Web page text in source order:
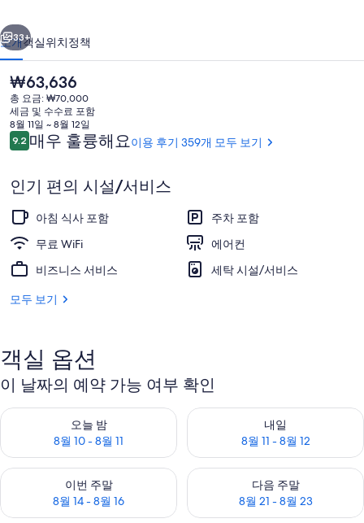
진
갤
러
리
외관
33+
소개객실위치정책
현
재
가
격
은
₩63,636
₩63,636
총 요금: ₩70,000
세금 및 수수료 포함
8월 11일 ~ 8월 12일
이
용
기
9.210점 만점 중 9.2점.
매우 훌륭해요이용 후기 359개 모두 보기
인기 편의 시설/서비스
아침 식사 포함
주차 포함
무료 WiFi
에어컨
비즈니스 서비스
세탁 시설/서비스
모두 보기
객실 옵션
이 날짜의 예약 가능 여부 확인
오늘 밤
8월 10 - 8월 11
오늘 밤 예약 가능 여부 확인, 8월 10 - 8월 11
내일
8월 11 - 8월 12
내일 예약 가능 여부 확인, 8월
이번 주말
8월 14 - 8월 16
이번 주말 예약 가능 여부 확인, 8월 14 - 8월 16
다음 주말
8월 21 - 8월 23
다음 주말 예약 가능 여부 확인